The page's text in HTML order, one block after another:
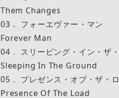
Them Changes
03． フォーエヴァー・マン
Forever Man
04． スリーピング・イン・ザ
Sleeping In The Ground
05． プレゼンス・オブ・ザ・
Presence Of The Load